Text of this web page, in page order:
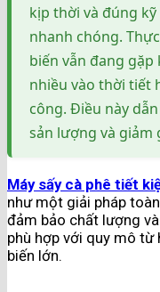
kịp thời và đúng
nhanh chóng.
biến vẫn đang
nhiều vào thời tiết
công. Điều này
sản lượng và giảm
Máy sấy cà phê tiết
như một giải pháp
đảm bảo chất lượng
phù hợp với quy mô từ
biến lớn.